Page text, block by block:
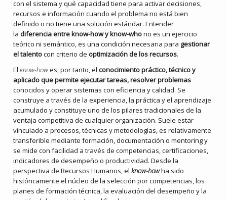
con el sistema y qué capacidad tiene para activar decisiones,
recursos e información cuando el problema no está bien
definido o no tiene una solución estándar. Entender
ladiferencia entre know-how y know-whono es un ejercicio
teórico ni semántico, es una condición necesaria para gestionar
el talentocon criterio de optimización de los recursos.
Elknow-howes, por tanto, elconocimiento práctico, técnico y
aplicadoque permite ejecutar tareas, resolver problemas
conocidos y operar sistemas con eficiencia y calidad. Se
construye a través de la experiencia, la práctica y el aprendizaje
acumulado y constituye uno de los pilares tradicionales de la
ventaja competitiva de cualquier organización. Suele estar
vinculado a procesos, técnicas y metodologías, es relativamente
transferible mediante formación, documentación o mentoring y
se mide con facilidad a través de competencias, certificaciones,
indicadores de desempeño o productividad. Desde la
perspectiva de Recursos Humanos, elknow-howha sido
históricamente el núcleo de la selección por competencias, los
planes de formación técnica, la evaluación del desempeño y la